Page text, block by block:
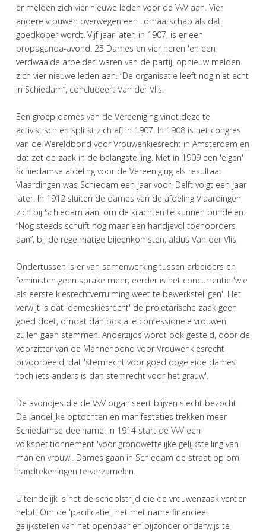
er melden zich vier nieuwe leden voor de VvV aan. Vier
andere vrouwen overwegen een lidmaatschap als dat
goedkoper wordt. Vijf jaar later, in 1907, is er een
propaganda-avond. 25 Dames en vier heren 'en een
verdwaalde arbeider' waren van de partij, opnieuw melden
zich vier nieuwe leden aan. “De organisatie leeft nog niet echt
in Schiedam”, concludeert Van der Vlis.
Een groep dames van de Vereeniging vindt deze te
activistisch en splitst zich af, in 1907. In 1908 is het congres
van de Wereldbond voor Vrouwenkiesrecht in Amsterdam en
dat zet de zaak in de belangstelling. Met in 1909 een 'eigen'
Schiedamse afdeling voor de Vereeniging als resultaat.
Vlaardingen was Schiedam een jaar voor, Delft volgt een jaar
later. In 1912 sluiten de dames van de afdeling Vlaardingen
zich bij Schiedam aan, om de krachten te kunnen bundelen.
“Nog steeds schuift nog maar een handjevol toehoorders
aan”, bij de regelmatige bijeenkomsten, aldus Van der Vlis.
Ondertussen is er van samenwerking tussen arbeiders en
feministen geen sprake meer; eerder is het concurrentie 'wie
als eerste kiesrechtverruiming weet te bewerkstelligen'. Het
verwijt is dat 'dameskiesrecht' de proletarische zaak geen
goed doet, omdat dan ook alle confessionele vrouwen
zullen gaan stemmen. Anderzijds wordt ook gesteld, door de
voorzitter van de Mannenbond voor Vrouwenkiesrecht
bijvoorbeeld, dat 'stemrecht voor goed opgeleide dames
toch iets anders is dan stemrecht voor het grauw'.
De avondjes die de VvV organiseert blijven slecht bezocht.
De landelijke optochten en manifestaties trekken meer
Schiedamse deelname. In 1914 start de VvV een
volkspetitionnement 'voor grondwettelijke gelijkstelling van
man en vrouw'. Dames gaan in Schiedam de straat op om
handtekeningen te verzamelen.
Uiteindelijk is het de schoolstrijd die de vrouwenzaak verder
helpt. Om de 'pacificatie', het met name financieel
gelijkstellen van het openbaar en bijzonder onderwijs te